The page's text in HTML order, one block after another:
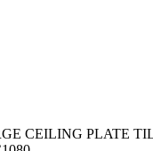
CEILING PLATE